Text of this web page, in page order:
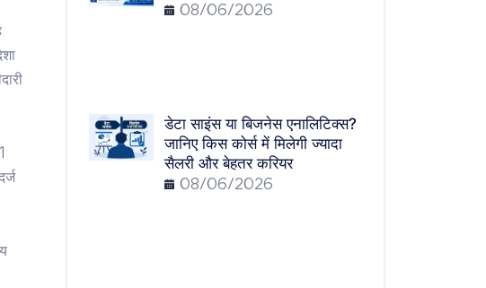
08/06/2026
डेटा साइंस या बिजनेस एनालिटिक्स?
जानिए किस कोर्स में मिलेगी ज्यादा
सैलरी और बेहतर करियर
08/06/2026